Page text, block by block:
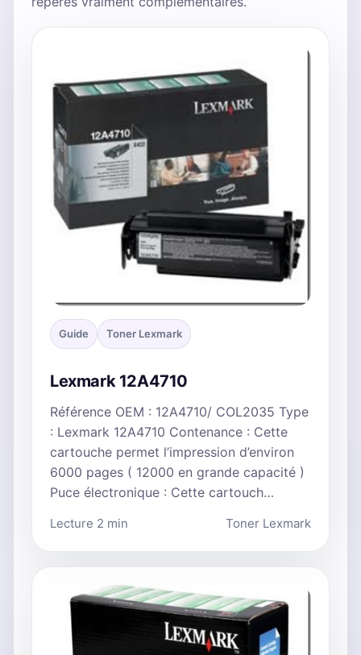
Guide Toner Lexmark
Lexmark 12A4710
Référence OEM : 12A4710/ COL2035 Type
: Lexmark 12A4710 Contenance : Cette
cartouche permet l’impression d’environ
6000 pages ( 12000 en grande capacité )
Puce électronique : Cette cartouch…
Lecture 2 min Toner Lexmark